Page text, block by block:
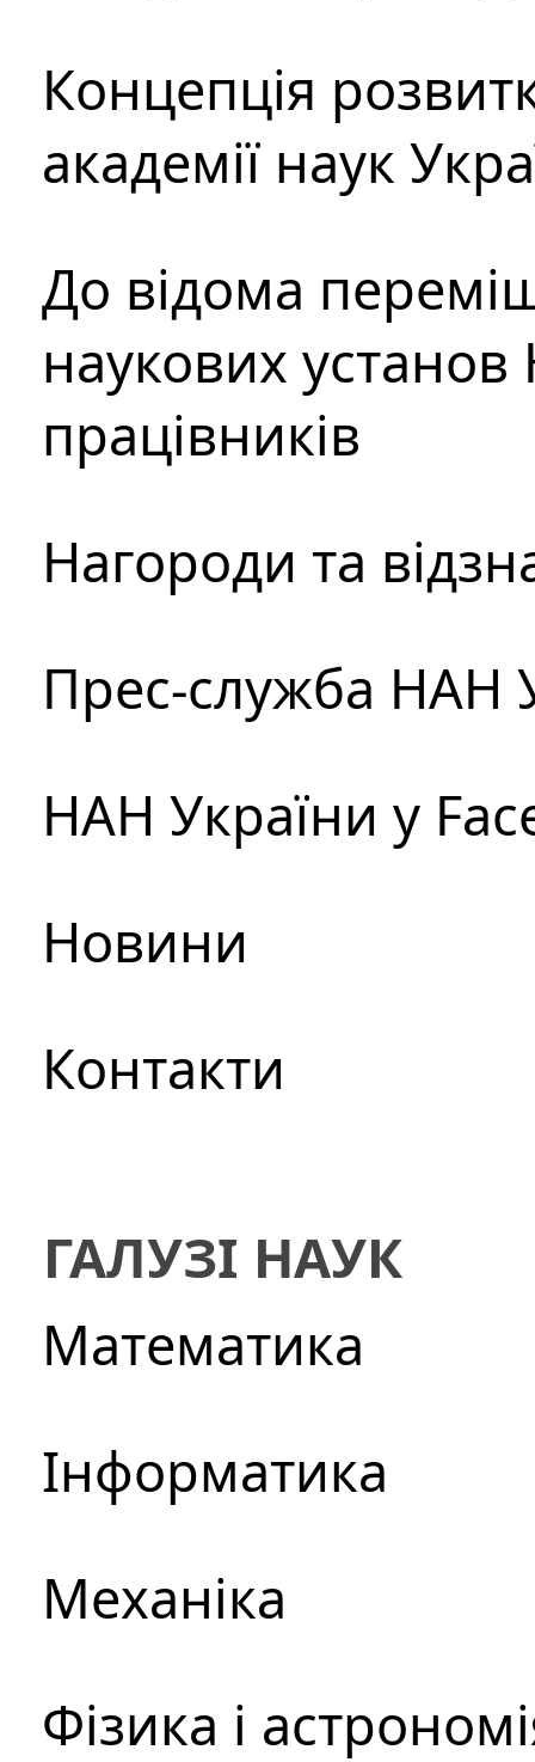
Концепція
академії наук
До відома
наукових установ
працівників
Нагороди та
Прес-служба НАН
НАН України у
Новини
Контакти
ГАЛУЗІ НАУК
Математика
Інформатика
Механіка
Фізика і